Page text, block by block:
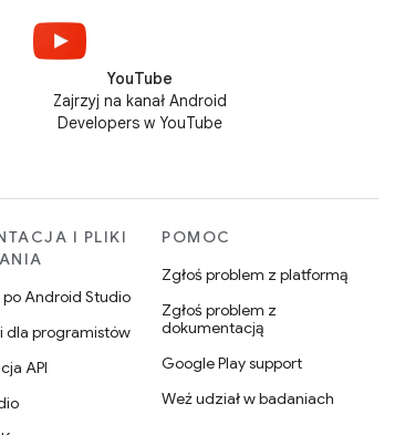
YouTube
Zajrzyj na kanał Android
Developers w YouTube
I PLIKI
Android Studio
dla programistów
API
POMOC
Zgłoś problem z platformą
Zgłoś problem z
dokumentacją
Google Play support
Weź udział w badaniach